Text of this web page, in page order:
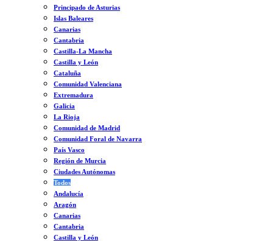
Principado de Asturias
Islas Baleares
Canarias
Cantabria
Castilla-La Mancha
Castilla y León
Cataluña
Comunidad Valenciana
Extremadura
Galicia
La Rioja
Comunidad de Madrid
Comunidad Foral de Navarra
País Vasco
Región de Murcia
Ciudades Autónomas
Todos
Andalucía
Aragón
Canarias
Cantabria
Castilla y León